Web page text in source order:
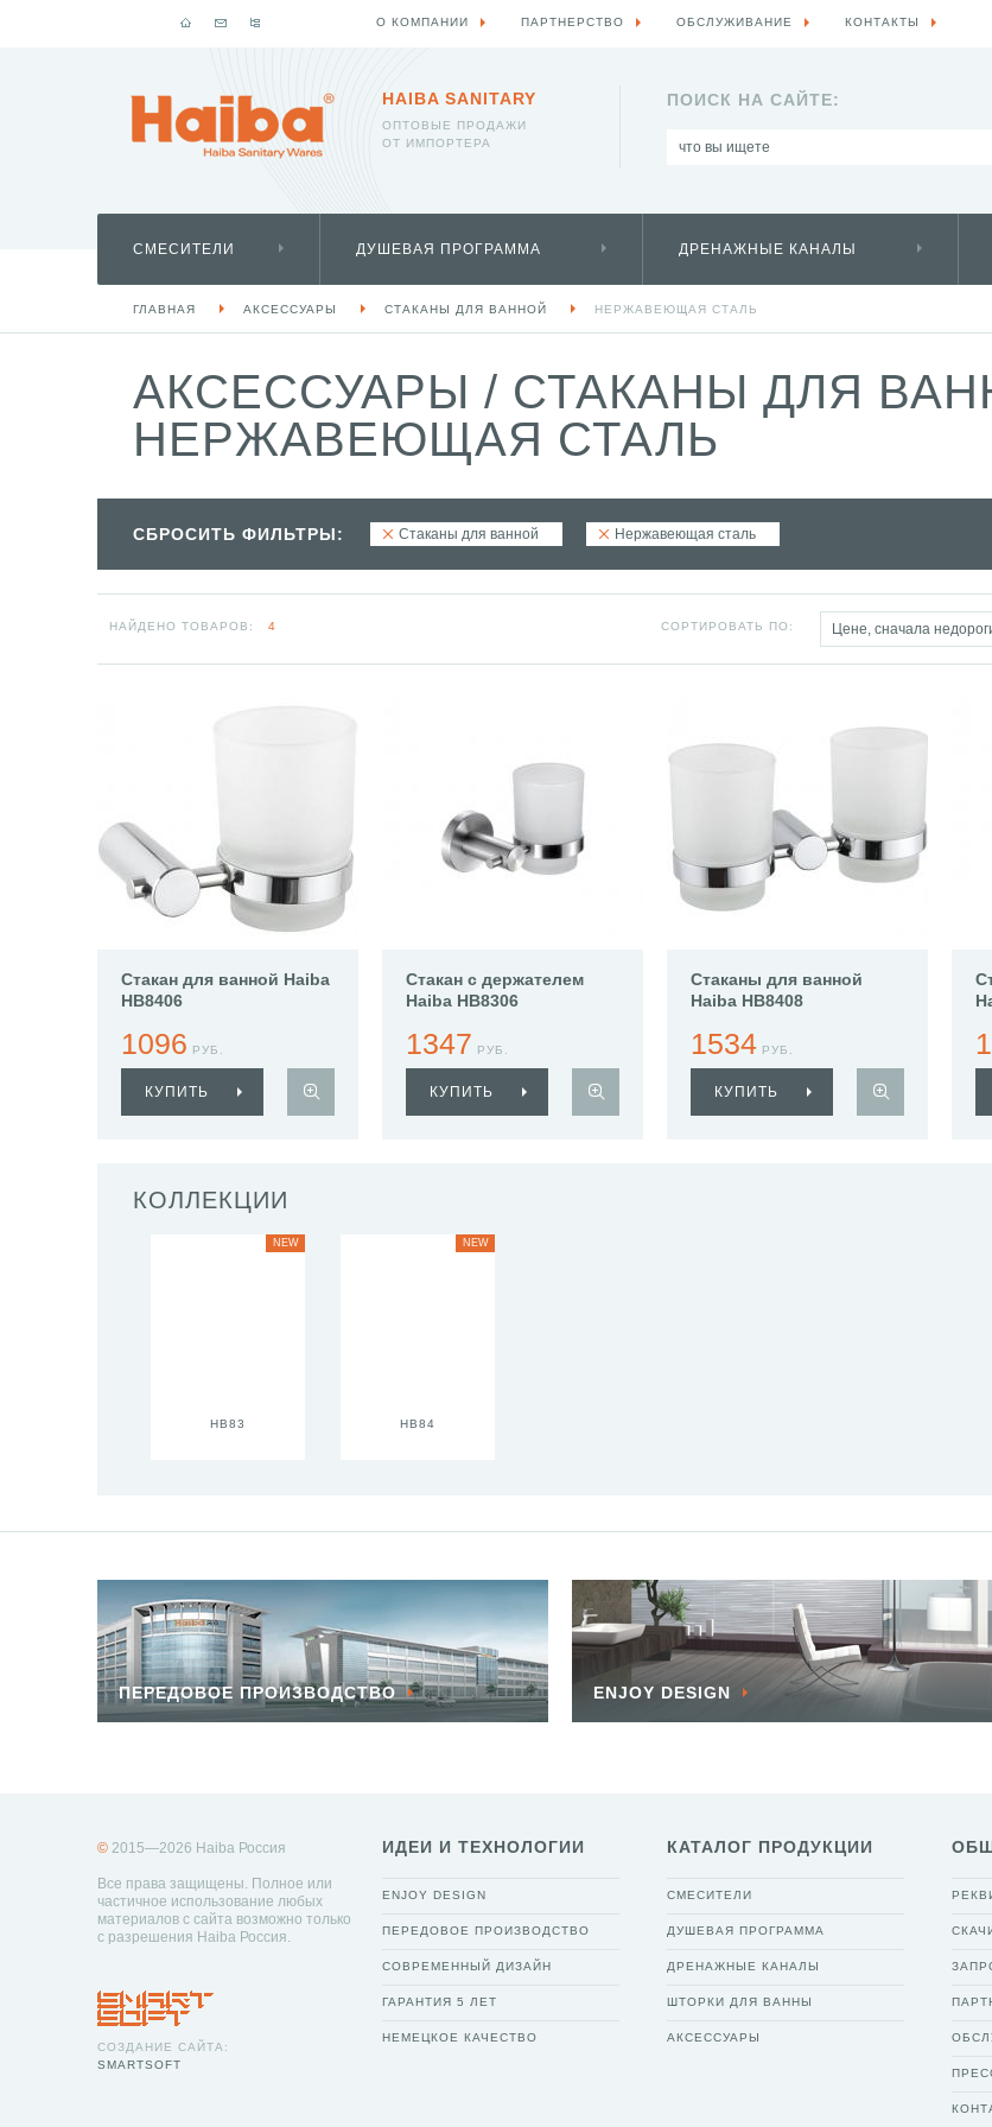
HAIBA SANITARY
ОПТОВЫЕ ПРОДАЖИ
ОТ ИМПОРТЕРА
ПОИСК НА САЙТЕ:
СМЕСИТЕЛИ ДУШЕВАЯ ПРОГРАММА ДРЕНАЖНЫЕ КАНАЛЫ
ГЛАВНАЯ АКСЕССУАРЫ СТАКАНЫ ДЛЯ ВАННОЙ НЕРЖАВЕЮЩАЯ СТАЛЬ
АКСЕССУАРЫ / СТАКАНЫ ДЛЯ
НЕРЖАВЕЮЩАЯ СТАЛЬ
СБРОСИТЬ ФИЛЬТРЫ: Стаканы для ванной Нержавеющая сталь
НАЙДЕНО ТОВАРОВ: 4 СОРТИРОВАТЬ ПО: Цене, сначала
Стакан для ванной Haiba
HB8406
1096 РУБ.
КУПИТЬ
Стакан с держателем
Haiba HB8306
1347 РУБ.
КУПИТЬ
Стаканы для ванной
Haiba HB8408
1534 РУБ.
КУПИТЬ
КОЛЛЕКЦИИ
HB83
NEW
HB84
NEW
ПЕРЕДОВОЕ ПРОИЗВОДСТВО ENJOY DESIGN
© 2015—2026 Haiba Россия
Все права защищены. Полное или
частичное использование любых
материалов с сайта возможно только
с разрешения Haiba Россия.
СОЗДАНИЕ САЙТА:
SMARTSOFT
ИДЕИ И ТЕХНОЛОГИИ
ENJOY DESIGN
ПЕРЕДОВОЕ ПРОИЗВОДСТВО
СОВРЕМЕННЫЙ ДИЗАЙН
ГАРАНТИЯ 5 ЛЕТ
НЕМЕЦКОЕ КАЧЕСТВО
КАТАЛОГ ПРОДУКЦИИ
СМЕСИТЕЛИ
ДУШЕВАЯ ПРОГРАММА
ДРЕНАЖНЫЕ КАНАЛЫ
ШТОРКИ ДЛЯ ВАННЫ
АКСЕССУАРЫ
О КОМПАНИИ ПАРТНЕРСТВО ОБСЛУЖИВАНИЕ КОНТАКТЫ